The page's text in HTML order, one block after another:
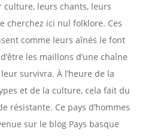
leurs chants, leurs
cherchez ici nul folklore. Ces
comme leurs aînés le font
les maillons d’une chaîne
survivra. À l’heure de la
et de la culture, cela fait du
résistante. Ce pays d’hommes
sur le blog Pays basque